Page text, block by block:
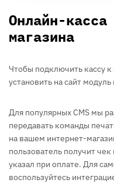
Онлайн-
магазина
Чтобы подключить кассу
установить на сайт модуль
Для популярных CMS мы
передавать команды
на вашем интернет-
пользователь получит
указал при оплате. Для
воспользуйтесь